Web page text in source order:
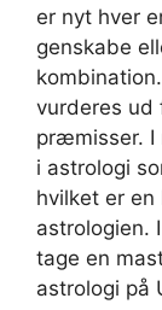
er nyt hver
genskabe
vurderes ud
præmisser. I
i astrologi
hvilket er
astrologien.
tage en
astrologi på